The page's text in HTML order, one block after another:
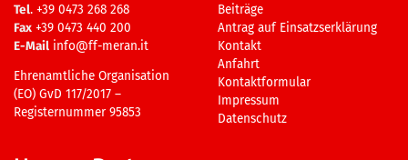
Tel. +39 0473 268 268
Fax +39 0473 440 200
E-Mail info@ff-meran.it
Ehrenamtliche Organisation
(EO) GvD 117/2017 –
Registernummer 95853
Beiträge
Antrag auf Einsatzserklärung
Kontakt
Anfahrt
Kontaktformular
Impressum
Datenschutz